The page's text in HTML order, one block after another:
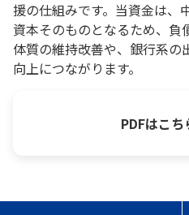
援の仕組みです。当資金は、
資本そのものとなるため、
体質の維持改善や、銀行系の
向上につながります。
PDFはこち